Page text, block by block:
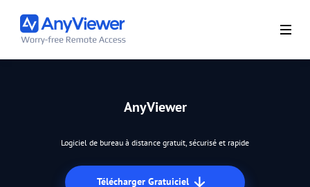
AnyViewer
Logiciel de bureau à distance gratuit, sécurisé et rapide
Télécharger Gratuiciel